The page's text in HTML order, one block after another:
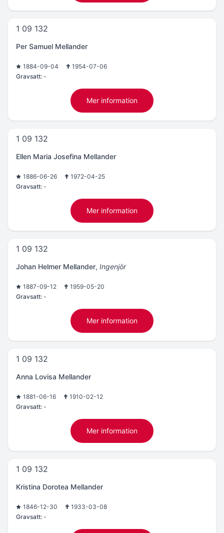
1 09 132
Per Samuel Mellander
1884-09-04
1954-07-06
Gravsatt: -
Mer information
1 09 132
Ellen Maria Josefina Mellander
1886-06-26
1972-04-25
Gravsatt: -
Mer information
1 09 132
Johan Helmer Mellander, Ingenjör
1887-09-12
1959-05-20
Gravsatt: -
Mer information
1 09 132
Anna Lovisa Mellander
1881-06-16
1910-02-12
Gravsatt: -
Mer information
1 09 132
Kristina Dorotea Mellander
1846-12-30
1933-03-08
Gravsatt: -